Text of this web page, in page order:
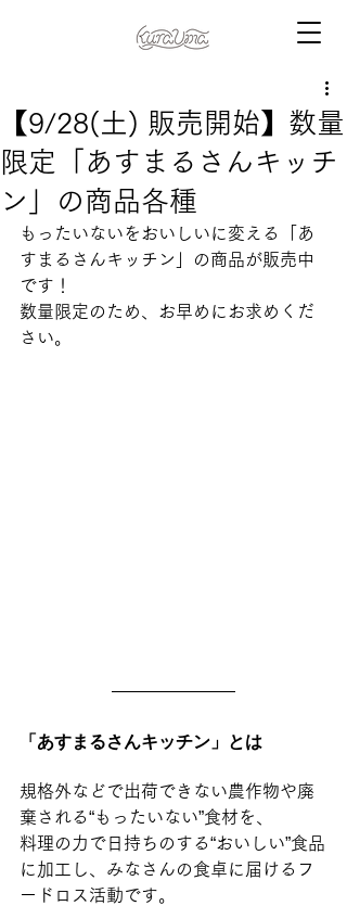
【9/28(土) 販売開始】数量
限定「あすまるさんキッチ
ン」の商品各種
もったいないをおいしいに変える「あ
すまるさんキッチン」の商品が販売中
です！
数量限定のため、お早めにお求めくだ
さい。
「あすまるさんキッチン」とは
規格外などで出荷できない農作物や廃
棄される“もったいない”食材を、
料理の力で日持ちのする“おいしい”食品
に加工し、みなさんの食卓に届けるフ
ードロス活動です。